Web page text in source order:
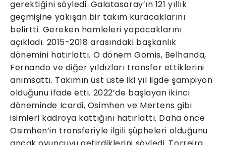
gerektiğini söyledi. Galatasaray’ın 121 yıllık
geçmişine yakışan bir takım kuracaklarını
belirtti. Gereken hamleleri yapacaklarını
açıkladı. 2015-2018 arasındaki başkanlık
dönemini hatırlattı. O dönem Gomis, Belhanda,
Fernando ve diğer yıldızları transfer ettiklerini
anımsattı. Takımın üst üste iki yıl ligde şampiyon
olduğunu ifade etti. 2022’de başlayan ikinci
döneminde Icardi, Osimhen ve Mertens gibi
isimleri kadroya kattığını hatırlattı. Daha önce
Osimhen’in transferiyle ilgili şüpheleri olduğunu